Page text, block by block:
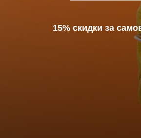
15% скидки за